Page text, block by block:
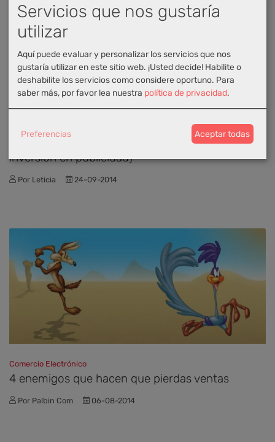
Social Media y Social Commerce, Marketing
Cómo incitar a la venta en Facebook (sin
inversión en publicidad)
Por Leticia 24-09-2014
Comercio Electrónico
4 enemigos que hacen que pierdas ventas
Por Palbin Com 06-08-2014
Servicios que nos gustaría
utilizar
Aquí puede evaluar y personalizar los servicios que nos
gustaría utilizar en este sitio web. ¡Usted decide! Habilite o
deshabilite los servicios como considere oportuno. Para
saber más, por favor lea nuestra política de privacidad.
Preferencias Aceptar todas